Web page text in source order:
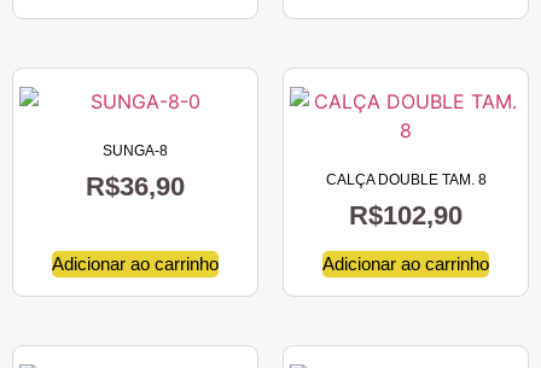
SUNGA-8
R$36,90
Adicionar ao carrinho
CALÇA DOUBLE TAM. 8
R$102,90
Adicionar ao carrinho